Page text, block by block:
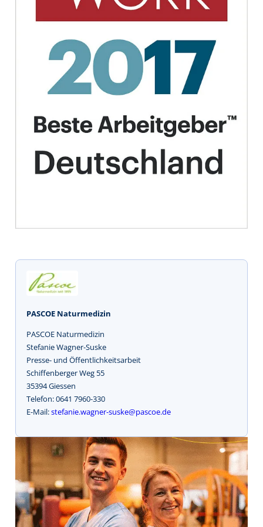
PASCOE Naturmedizin
PASCOE Naturmedizin
Stefanie Wagner-Suske
Presse- und Öffentlichkeitsarbeit
Schiffenberger Weg 55
35394 Giessen
Telefon: 0641 7960-330
E-Mail:stefanie.wagner-suske@pascoe.de